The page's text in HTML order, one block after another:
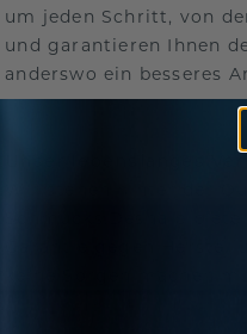
um jeden Schritt, von
und garantieren Ihnen
anderswo ein besseres
Unser lebenslanges
Wir stehen hinter der
Schmucks.Deshalb
Garantie gegen
keine Sorgen machen